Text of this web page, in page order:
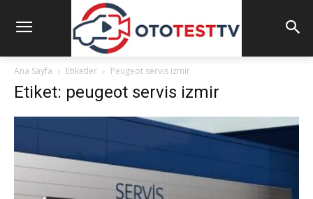
Ana Sayfa Etiketler Peugeot servis izmir
Etiket: peugeot servis izmir